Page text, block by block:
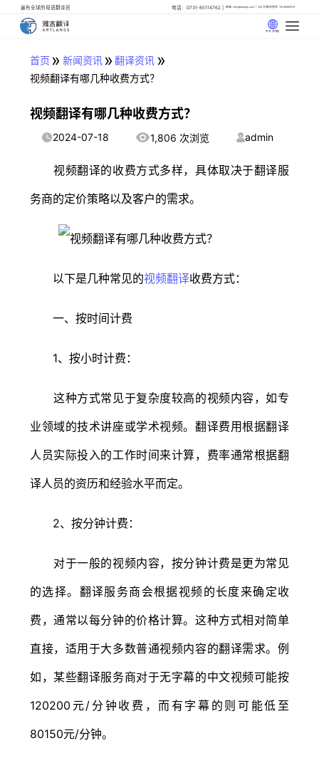
遍布全球的母语翻译官 电话：0731-85114762 邮箱: info@artlangs.com 24小时翻译管家: 18142666316
中文 (中国)
首页 » 新闻资讯» 翻译资讯 »
视频翻译有哪几种收费方式？
视频翻译有哪几种收费方式？
2024-07-18 1,806 次浏览 admin
视频翻译的收费方式多样，具体取决于翻译服
务商的定价策略以及客户的需求。
以下是几种常见的视频翻译收费方式：
一、按时间计费
1、按小时计费：
这种方式常见于复杂度较高的视频内容，如专
业领域的技术讲座或学术视频。翻译费用根据翻译
人员实际投入的工作时间来计算，费率通常根据翻
译人员的资历和经验水平而定。
2、按分钟计费：
对于一般的视频内容，按分钟计费是更为常见
的选择。翻译服务商会根据视频的长度来确定收
费，通常以每分钟的价格计算。这种方式相对简单
直接，适用于大多数普通视频内容的翻译需求。例
如，某些翻译服务商对于无字幕的中文视频可能按
120200元/分钟收费，而有字幕的则可能低至
80150元/分钟。